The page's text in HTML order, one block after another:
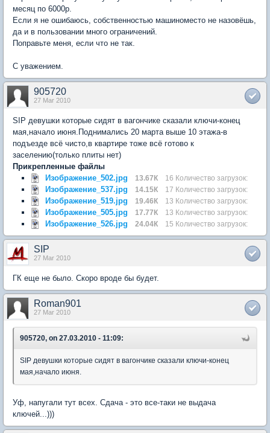
месяц по 6000р.
Если я не ошибаюсь, собственностью машиноместо не назовёшь,
да и в пользовании много ограничений.
Поправьте меня, если что не так.
С уважением.
905720
27 Mar 2010
SIP девушки которые сидят в вагончике сказали ключи-конец
мая,начало июня.Поднимались 20 марта выше 10 этажа-в
подъезде всё чисто,в квартире тоже всё готово к
заселению(только плиты нет)
Прикрепленные файлы
Изображение_502.jpg
13.67К 16 Количество загрузок:
Изображение_537.jpg 14.15К 17 Количество загрузок:
Изображение_519.jpg 19.46К 13 Количество загрузок:
Изображение_505.jpg 17.77К 13 Количество загрузок:
Изображение_526.jpg 24.04К 15 Количество загрузок:
SIP
27 Mar 2010
ГК еще не было. Скоро вроде бы будет.
Roman901
27 Mar 2010
905720, on 27.03.2010 - 11:09:
SIP девушки которые сидят в вагончике сказали ключи-конец
мая,начало июня.
Уф, напугали тут всех. Сдача - это все-таки не выдача
ключей...)))